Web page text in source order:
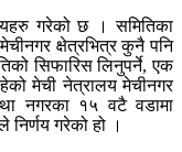
गरेको छ । समितिका
क्षेत्रभित्र कुनै पनि
सिफारिस लिनुपर्ने, एक
मेची नेत्रालय मेचीनगर
नगरका १५ वटै वडामा
गरेको हो ।